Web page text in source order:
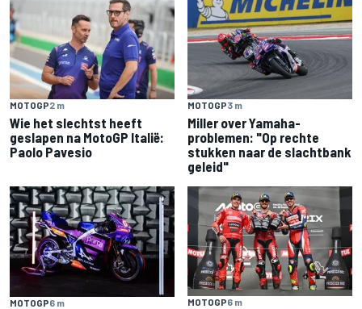
MOTOGP2 m
Wie het slechtst heeft
geslapen na MotoGP Italië:
Paolo Pavesio
MOTOGP3 m
Miller over Yamaha-
problemen: "Op rechte
stukken naar de slachtbank
geleid"
MOTOGP6 m MOTOGP6 m